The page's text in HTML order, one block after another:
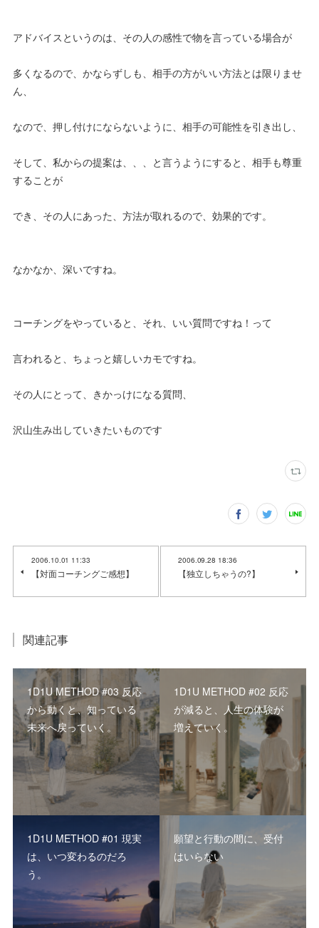
アドバイスというのは、その人の感性で物を言っている場合が
多くなるので、かならずしも、相手の方がいい方法とは限りませ
ん、
なので、押し付けにならないように、相手の可能性を引き出し、
そして、私からの提案は、、、と言うようにすると、相手も尊重
することが
でき、その人にあった、方法が取れるので、効果的です。
なかなか、深いですね。
コーチングをやっていると、それ、いい質問ですね！って
言われると、ちょっと嬉しいカモですね。
その人にとって、きかっけになる質問、
沢山生み出していきたいものです
2006.10.01 11:33
【対面コーチングご感想】
2006.09.28 18:36
【独立しちゃうの?】
関連記事
1D1U METHOD #03 反応
から動くと、知っている
未来へ戻っていく。
1D1U METHOD #02 反応
が減ると、人生の体験が
増えていく。
1D1U METHOD #01 現実
は、いつ変わるのだろ
う。
願望と行動の間に、受付
はいらない